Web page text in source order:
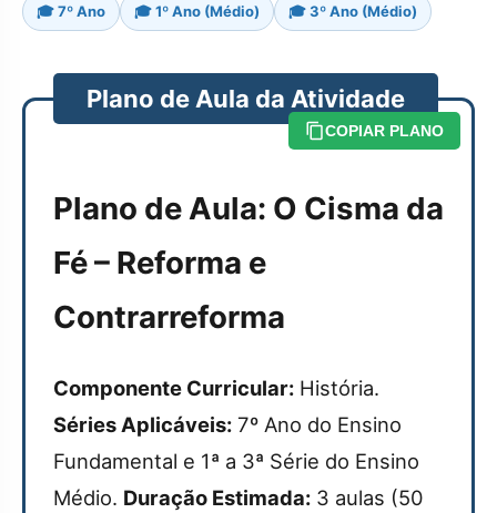
🎓 7º Ano 🎓 1º Ano (Médio) 🎓 3º Ano (Médio)
Plano de Aula da Atividade
COPIAR PLANO
Plano de Aula: O Cisma da
Fé – Reforma e
Contrarreforma
Componente Curricular: História.
Séries Aplicáveis: 7º Ano do Ensino
Fundamental e 1ª a 3ª Série do Ensino
Médio. Duração Estimada: 3 aulas (50